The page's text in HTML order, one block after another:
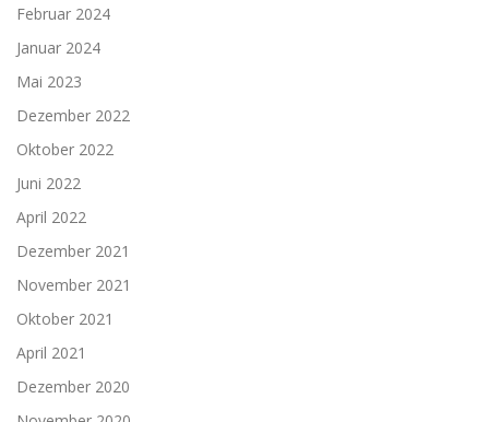
Februar 2024
Januar 2024
Mai 2023
Dezember 2022
Oktober 2022
Juni 2022
April 2022
Dezember 2021
November 2021
Oktober 2021
April 2021
Dezember 2020